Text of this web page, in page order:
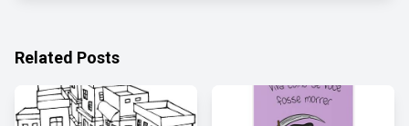
Related Posts